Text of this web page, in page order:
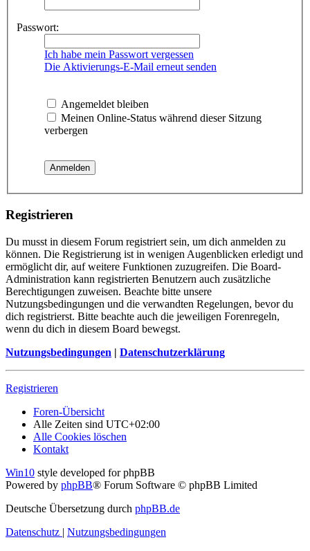
Passwort:
Ich habe mein Passwort vergessen
Die Aktivierungs-E-Mail erneut senden
Angemeldet bleiben
Meinen Online-Status während dieser Sitzung
verbergen
Registrieren
Du musst in diesem Forum registriert sein, um dich anmelden zu
können. Die Registrierung ist in wenigen Augenblicken erledigt und
ermöglicht dir, auf weitere Funktionen zuzugreifen. Die Board-
Administration kann registrierten Benutzern auch zusätzliche
Berechtigungen zuweisen. Beachte bitte unsere
Nutzungsbedingungen und die verwandten Regelungen, bevor du
dich registrierst. Bitte beachte auch die jeweiligen Forenregeln,
wenn du dich in diesem Board bewegst.
Nutzungsbedingungen | Datenschutzerklärung
Registrieren
Foren-Übersicht
Alle Zeiten sind UTC+02:00
Alle Cookies löschen
Kontakt
Win10 style developed for phpBB
Powered by phpBB® Forum Software © phpBB Limited
Deutsche Übersetzung durch phpBB.de
Datenschutz | Nutzungsbedingungen